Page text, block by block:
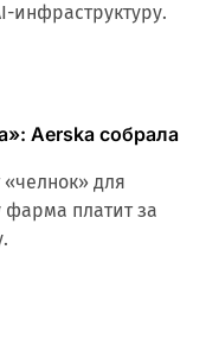
инфраструктуру.
Aerska собрала
для
платит за